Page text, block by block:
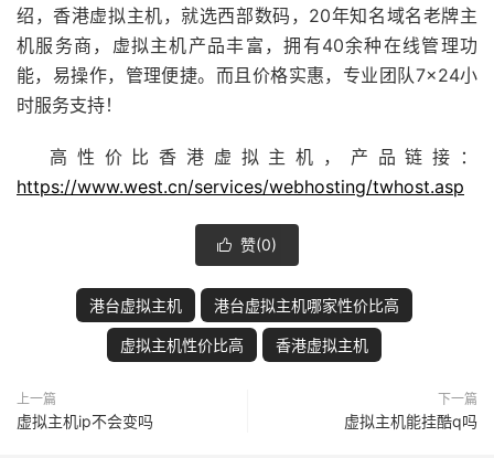
绍，香港虚拟主机，就选西部数码，20年知名域名老牌主
机服务商，虚拟主机产品丰富，拥有40余种在线管理功
能，易操作，管理便捷。而且价格实惠，专业团队7×24小
时服务支持！
高性价比香港虚拟主机，产品链接：
https://www.west.cn/services/webhosting/twhost.asp
 赞(0)
港台虚拟主机 港台虚拟主机哪家性价比高
虚拟主机性价比高 香港虚拟主机
上一篇
虚拟主机ip不会变吗
下一篇
虚拟主机能挂酷q吗